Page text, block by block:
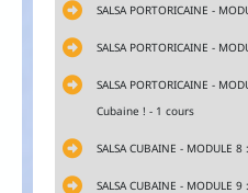
SALSA PORTORICAINE -
SALSA PORTORICAINE -
SALSA PORTORICAINE -
Cubaine ! - 1 cours
SALSA CUBAINE - MODULE
SALSA CUBAINE - MODULE